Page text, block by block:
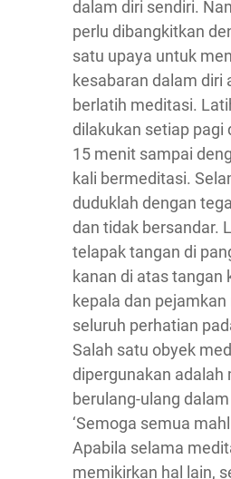
dalam diri sendiri.
perlu dibangkitkan
satu upaya untuk
kesabaran dalam diri
berlatih meditasi.
dilakukan setiap pagi
15 menit sampai
kali bermeditasi.
duduklah dengan
dan tidak bersandar.
telapak tangan di
kanan di atas tangan
kepala dan
seluruh perhatian
Salah satu obyek
dipergunakan adalah
berulang-ulang
‘Semoga semua
Apabila selama
memikirkan hal lain,